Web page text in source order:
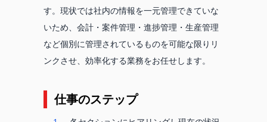
す。現状では社内の情報を一元管理できていな
いため、会計・案件管理・進捗管理・生産管理
など個別に管理されているものを可能な限りリ
ンクさせ、効率化する業務をお任せします。
仕事のステップ